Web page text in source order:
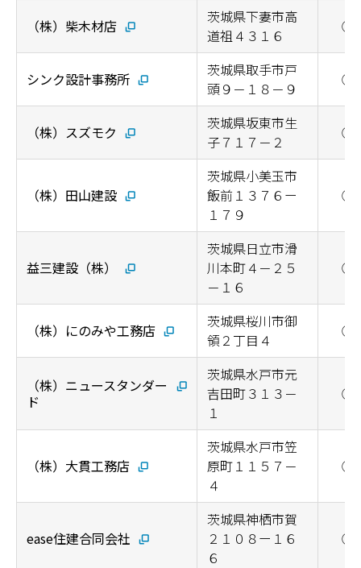
（株）柴木材店
茨城県下妻市高
道祖４３１６
◯
シンク設計事務所
茨城県取手市戸
頭９－１８－９
◯
（株）スズモク
茨城県坂東市生
子７１７－２
◯
（株）田山建設
茨城県小美玉市
飯前１３７６ー
１７９
◯
益三建設（株）
茨城県日立市滑
川本町４－２５
－１６
◯
（株）にのみや工務店
茨城県桜川市御
領２丁目４
◯
（株）ニュースタンダー
ド
茨城県水戸市元
吉田町３１３－
１
◯
（株）大貫工務店
茨城県水戸市笠
原町１１５７－
４
◯
ease住建合同会社
茨城県神栖市賀
２１０８ー１６
６
◯